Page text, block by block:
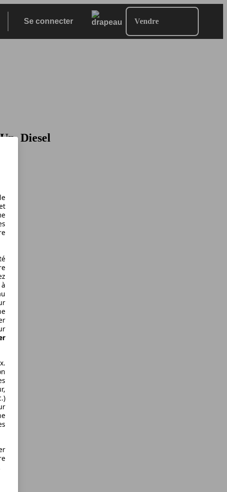
Se connecter Vendre
Diesel